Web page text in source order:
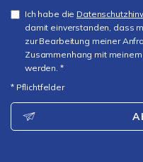
Ich habe die
damit einverstanden, dass
zur Bearbeitung meiner
Zusammenhang mit
werden. *
* Pflichtfelder